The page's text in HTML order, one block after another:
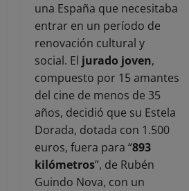
una España que necesitaba
entrar en un período de
renovación cultural y
social. El jurado joven,
compuesto por 15 amantes
del cine de menos de 35
años, decidió que su Estela
Dorada, dotada con 1.500
euros, fuera para “893
kilómetros”, de Rubén
Guindo Nova, con un